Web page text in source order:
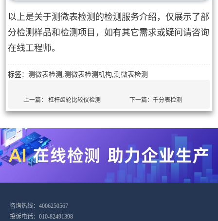
以上是关于测微表检测的检测服务介绍，仅展示了部
分检测样品和检测项目，如有其它需求或疑问请咨询
在线工程师。
标签：测微表检测,测微表检测机构,测微表检测
上一篇：杠杆齿轮比较仪检测 下一篇：千分表检测
咨询热线：4006250567
投诉电话：010-82491398